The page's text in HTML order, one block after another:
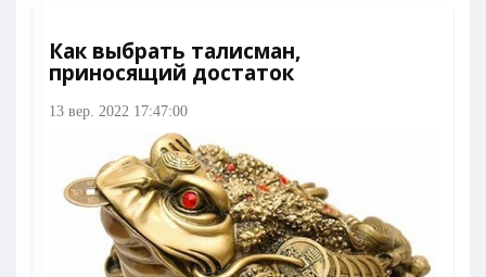
Как выбрать талисман,
приносящий достаток
13 вер. 2022 17:47:00